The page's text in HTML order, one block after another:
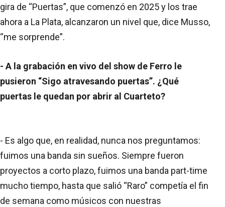
gira de “Puertas”, que comenzó en 2025 y los trae
ahora a La Plata, alcanzaron un nivel que, dice Musso,
“me sorprende”.
- A la grabación en vivo del show de Ferro le
pusieron “Sigo atravesando puertas”. ¿Qué
puertas le quedan por abrir al Cuarteto?
- Es algo que, en realidad, nunca nos preguntamos:
fuimos una banda sin sueños. Siempre fueron
proyectos a corto plazo, fuimos una banda part-time
mucho tiempo, hasta que salió “Raro” competía el fin
de semana como músicos con nuestras